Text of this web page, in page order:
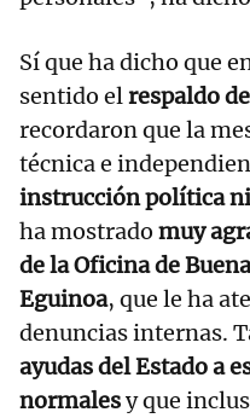
Sí que ha dicho que
sentido elrespaldo
recordaron que la
técnica e
instrucción política
ha mostrado muy
de la Oficina de
Eguinoa, que le ha
denuncias internas.
ayudas del Estado a
normalesy que